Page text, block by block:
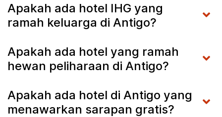
Apakah ada hotel IHG yang
ramah keluarga di Antigo?
Apakah ada hotel yang ramah
hewan peliharaan di Antigo?
Apakah ada hotel di Antigo yang
menawarkan sarapan gratis?